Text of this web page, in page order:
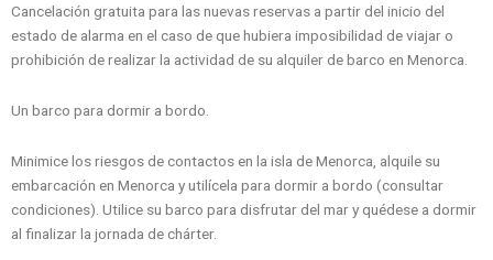
Cancelación gratuita para las nuevas reservas a partir del inicio del
estado de alarma en el caso de que hubiera imposibilidad de viajar o
prohibición de realizar la actividad de su alquiler de barco en Menorca.
Un barco para dormir a bordo.
Minimice los riesgos de contactos en la isla de Menorca, alquile su
embarcación en Menorca y utilícela para dormir a bordo (consultar
condiciones). Utilice su barco para disfrutar del mar y quédese a dormir
al finalizar la jornada de chárter.